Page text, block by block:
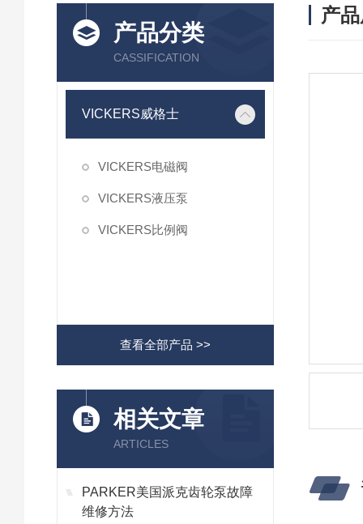
产品分类
CASSIFICATION
VICKERS威格士
VICKERS电磁阀
VICKERS液压泵
VICKERS比例阀
查看全部产品 >>
相关文章
ARTICLES
PARKER美国派克齿轮泵故障
维修方法
产